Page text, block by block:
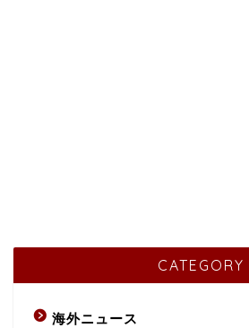
CATEGORY
海外ニュース